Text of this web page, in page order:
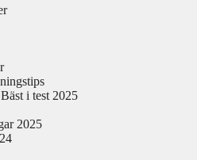
i test 2025
2025